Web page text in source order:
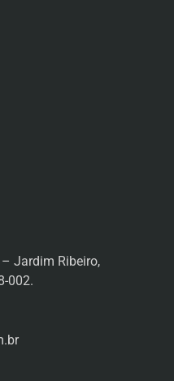
Jardim Ribeiro,
002.